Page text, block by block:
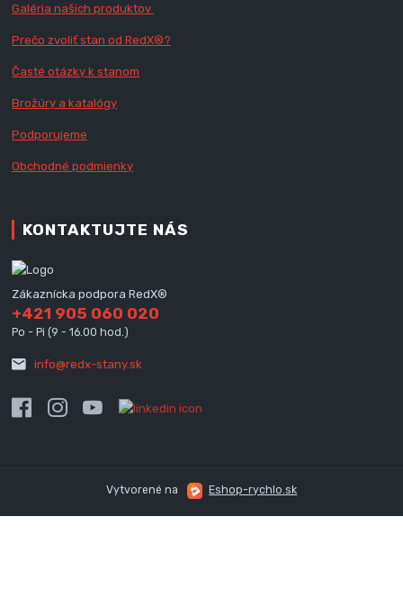
Galéria našich produktov
Prečo zvoliť stan od RedX®?
Časté otázky k stanom
Brožúry a katalógy
Podporujeme
Obchodné podmienky
KONTAKTUJTE NÁS
Zákaznícka podpora RedX®
+421 905 060 020
Po - Pi (9 - 16.00 hod.)
info@redx-stany.sk
Vytvorené na Eshop-rychlo.sk